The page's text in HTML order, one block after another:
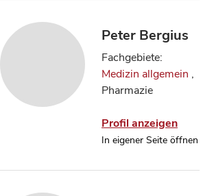
Peter Bergius
Fachgebiete:
Medizin allgemein ,
Pharmazie
Profil anzeigen
In eigener Seite öffnen